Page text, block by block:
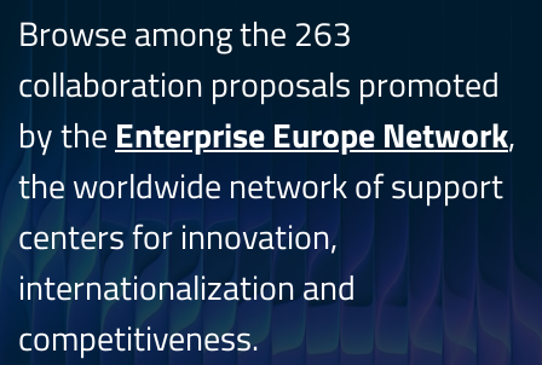
Browse among the 263
collaboration proposals promoted
by the Enterprise Europe Network,
the worldwide network of support
centers for innovation,
internationalization and
competitiveness.